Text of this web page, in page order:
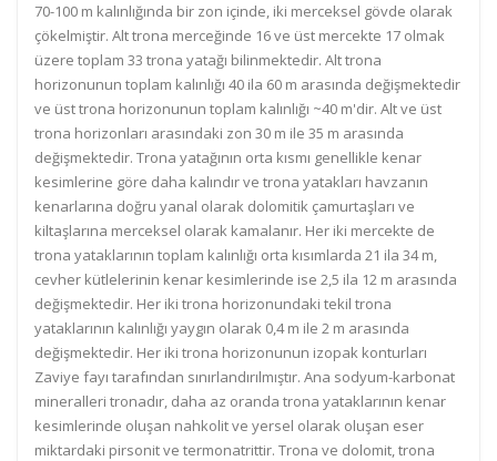
70-100 m kalınlığında bir zon içinde, iki merceksel gövde olarak
çökelmiştir. Alt trona merceğinde 16 ve üst mercekte 17 olmak
üzere toplam 33 trona yatağı bilinmektedir. Alt trona
horizonunun toplam kalınlığı 40 ila 60 m arasında değişmektedir
ve üst trona horizonunun toplam kalınlığı ~40 m'dir. Alt ve üst
trona horizonları arasındaki zon 30 m ile 35 m arasında
değişmektedir. Trona yatağının orta kısmı genellikle kenar
kesimlerine göre daha kalındır ve trona yatakları havzanın
kenarlarına doğru yanal olarak dolomitik çamurtaşları ve
kiltaşlarına merceksel olarak kamalanır. Her iki mercekte de
trona yataklarının toplam kalınlığı orta kısımlarda 21 ila 34 m,
cevher kütlelerinin kenar kesimlerinde ise 2,5 ila 12 m arasında
değişmektedir. Her iki trona horizonundaki tekil trona
yataklarının kalınlığı yaygın olarak 0,4 m ile 2 m arasında
değişmektedir. Her iki trona horizonunun izopak konturları
Zaviye fayı tarafından sınırlandırılmıştır. Ana sodyum-karbonat
mineralleri tronadır, daha az oranda trona yataklarının kenar
kesimlerinde oluşan nahkolit ve yersel olarak oluşan eser
miktardaki pirsonit ve termonatrittir. Trona ve dolomit, trona